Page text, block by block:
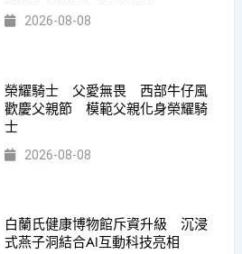
2026-08-08
榮耀騎士 父愛無畏 西部牛仔風
歡慶父親節 模範父親化身榮耀騎
士
2026-08-08
白蘭氏健康博物館斥資升級 沉浸
式燕子洞結合AI互動科技亮相